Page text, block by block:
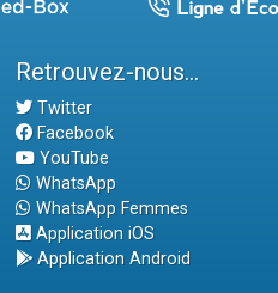
Retrouvez-nous...
Twitter
Facebook
YouTube
WhatsApp
WhatsApp Femmes
Application iOS
Application Android